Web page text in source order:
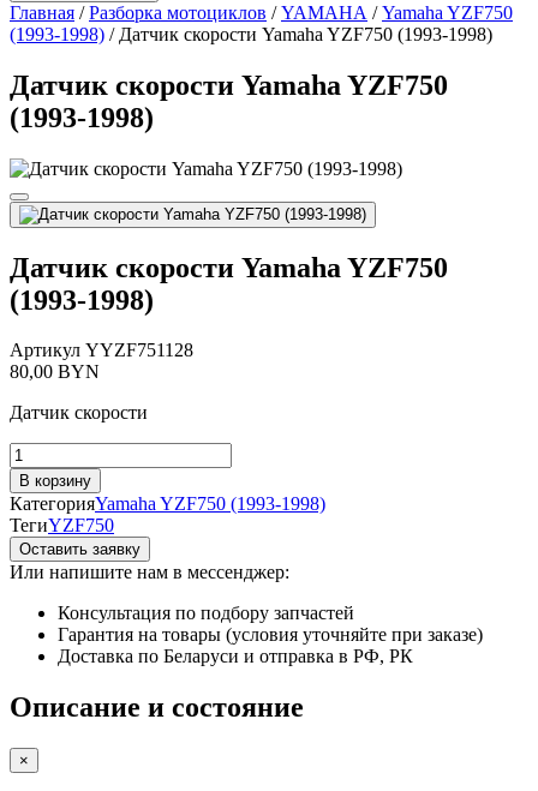
Главная /Разборка мотоциклов /YAMAHA /Yamaha YZF750
(1993-1998) / Датчик скорости Yamaha YZF750 (1993-1998)
Датчик скорости Yamaha YZF750
(1993-1998)
Датчик скорости Yamaha YZF750
(1993-1998)
Артикул YYZF751128
80,00 BYN
Датчик скорости
Количество
товара
Датчик
скорости
Yamaha
YZF750
(1993-
В корзину
КатегорияYamaha YZF750 (1993-1998)
ТегиYZF750
Оставить заявку
Или напишите нам в мессенджер:
Консультация по подбору запчастей
Гарантия на товары (условия уточняйте при заказе)
Доставка по Беларуси и отправка в РФ, РК
Описание и состояние
×